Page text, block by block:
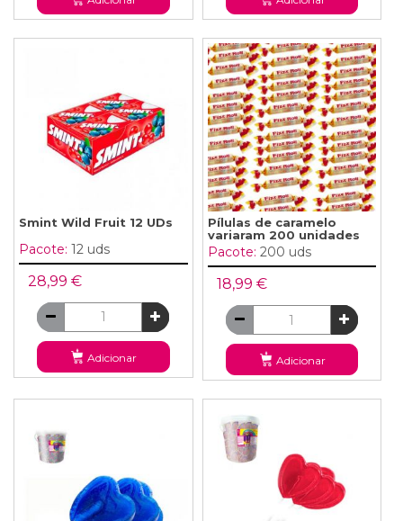
Smint Wild Fruit 12 UDs
Pacote: 12 uds
28,99 €
Adicionar
Pílulas de caramelo
variaram 200 unidades
Pacote: 200 uds
18,99 €
Adicionar